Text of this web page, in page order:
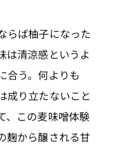
らば柚子になった
は清涼感というよ
合う。何よりも
成り立たないこと
、この麦味噌体験
麹から醸される甘